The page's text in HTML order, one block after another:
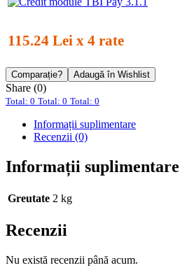
115.24 Lei x 4 rate
Comparație? Adaugă în Wishlist
Share (0)
Total: 0 Total: 0 Total: 0
Informații suplimentare
Recenzii (0)
Informații suplimentare
Greutate 2 kg
Recenzii
Nu există recenzii până acum.